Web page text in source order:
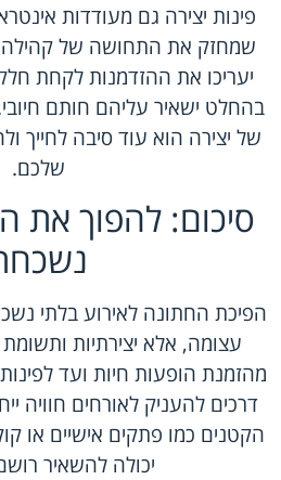
פינות יצירה גם מעודדות
שמחזק את התחושה של קהילה
יעריכו את ההזדמנות לקחת
בהחלט ישאיר עליהם חותם
של יצירה הוא עוד סיבה לחייך
שלכם.
סיכום: להפוך את
הפיכת החתונה לאירוע בלתי
עצומה, אלא יצירתיות
מהזמנת הופעות חיות ועד
דרכים להעניק לאורחים חוויה
הקטנים כמו פתקים אישיים או
יכולה להשאיר